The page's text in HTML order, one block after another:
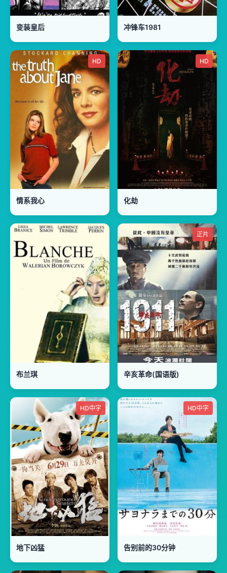
变装皇后 冲锋车1981
HD
情系我心
HD
化劫
布兰琪
正片
辛亥革命(国语版)
HD中字
地下凶猛
HD中字
告别前的30分钟